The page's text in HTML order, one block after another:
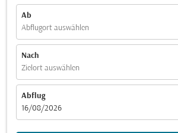
Ab
Abflugort auswählen
Nach
Zielort auswählen
Abflug
fc-booking-departure-date-aria-label
16/08/2026